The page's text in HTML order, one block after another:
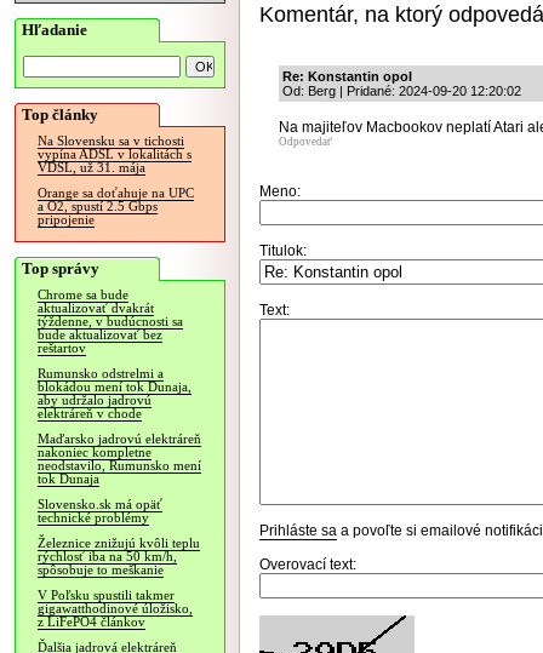
Hľadanie
Top články
Na Slovensku sa v tichosti
vypína ADSL v lokalitách s
VDSL, už 31. mája
Orange sa doťahuje na UPC
a O2, spustí 2.5 Gbps
pripojenie
Top správy
Chrome sa bude
aktualizovať dvakrát
týždenne, v budúcnosti sa
bude aktualizovať bez
reštartov
Rumunsko odstrelmi a
blokádou mení tok Dunaja,
aby udržalo jadrovú
elektráreň v chode
Maďarsko jadrovú elektráreň
nakoniec kompletne
neodstavilo, Rumunsko mení
tok Dunaja
Slovensko.sk má opäť
technické problémy
Železnice znižujú kvôli teplu
rýchlosť iba na 50 km/h,
spôsobuje to meškanie
V Poľsku spustili takmer
gigawatthodinové úložisko,
z LiFePO4 článkov
Ďalšia jadrová elektráreň
Komentár, na ktorý
Re: Konstantin opol
Od: Berg | Pridané: 2024-09-20 12:20:02
Na majiteľov Macbookov neplatí Atari
Odpovedať
Meno:
Titulok:
Text:
Prihláste sa a povoľte si emailové
Overovací text: